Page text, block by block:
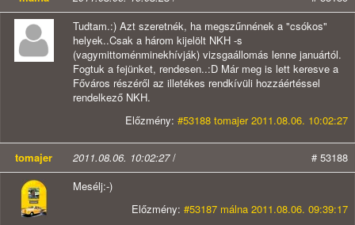
Tudtam.:) Azt szeretnék, ha megszűnnének a "csókos"
helyek..Csak a három kijelölt NKH -s
(vagymittoménminekhívják) vizsgaállomás lenne januártól.
Fogtuk a fejünket, rendesen..:D Már meg is lett keresve a
Főváros részéről az illetékes rendkívüli hozzáértéssel
rendelkező NKH.
Előzmény: #53188 tomajer 2011.08.06. 10:02:27
tomajer 2011.08.06. 10:02:27/
# 53188
Mesélj:-)
Előzmény: #53187 málna 2011.08.06. 09:39:17